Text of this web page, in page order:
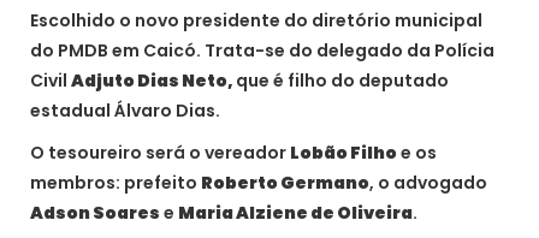
Escolhido o novo presidente do diretório municipal
do PMDB em Caicó. Trata-se do delegado da Polícia
Civil Adjuto Dias Neto, que é filho do deputado
estadual Álvaro Dias.
O tesoureiro será o vereador Lobão Filho e os
membros: prefeito Roberto Germano, o advogado
Adson Soares e Maria Alziene de Oliveira.